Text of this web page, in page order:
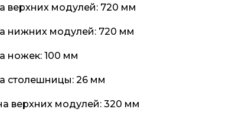
верхних модулей: 720 мм
нижних модулей: 720 мм
ножек: 100 мм
столешницы: 26 мм
верхних модулей: 320 мм